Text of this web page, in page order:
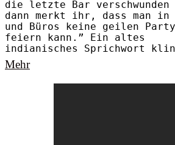
die letzte Bar
dann merkt ihr, dass man in
und Büros keine geilen
feiern kann.” Ein altes
indianisches Sprichwort
Mehr